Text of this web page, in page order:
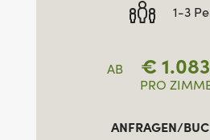
1-3
AB €
PRO
ANFRAGEN/